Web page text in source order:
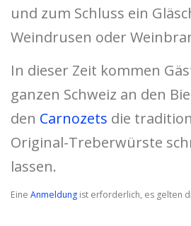
und zum Schluss ein
Weindrusen oder
In dieser Zeit kommen
ganzen Schweiz an den
den Carnozets die
Original-Treberwürste
lassen.
Eine Anmeldung ist erforderlich, es gelten